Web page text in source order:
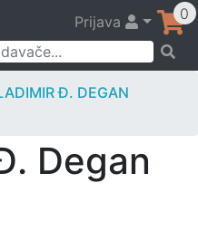
Prijava 0
Đ. DEGAN
Degan